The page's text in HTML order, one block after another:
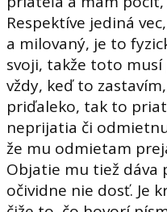
Respektíve jediná
a milovaný, je to
svoji, takže toto musí
vždy, keď to
priďaleko, tak to
neprijatia či
že mu odmietam
Objatie mu tiež dáva
očividne nie dosť. Je